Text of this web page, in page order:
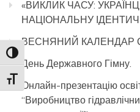
Toggle High Contrast
Toggle Font size
«ВИКЛИК ЧАСУ:
НАЦІОНАЛЬНУ
ВЕСНЯНИЙ КАЛЕНДАР
День Державного Гімну.
Онлайн-презентацію
“Виробництво